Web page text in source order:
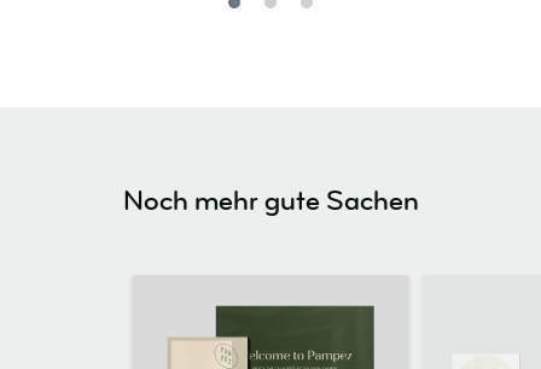
Noch mehr gute Sachen